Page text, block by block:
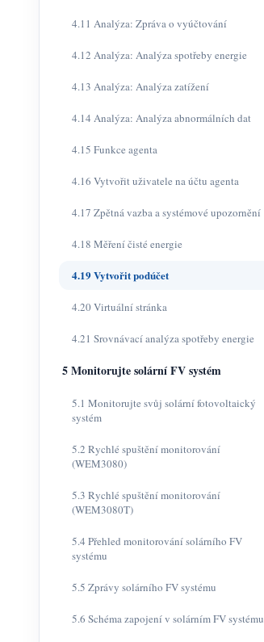
4.11 Analýza: Zpráva o vyúčtování
4.12 Analýza: Analýza spotřeby energie
4.13 Analýza: Analýza zatížení
4.14 Analýza: Analýza abnormálních dat
4.15 Funkce agenta
4.16 Vytvořit uživatele na účtu agenta
4.17 Zpětná vazba a systémové upozornění
4.18 Měření čisté energie
4.19 Vytvořit podúčet
4.20 Virtuální stránka
4.21 Srovnávací analýza spotřeby energie
5 Monitorujte solární FV systém
5.1 Monitorujte svůj solární fotovoltaický
systém
5.2 Rychlé spuštění monitorování
(WEM3080)
5.3 Rychlé spuštění monitorování
(WEM3080T)
5.4 Přehled monitorování solárního FV
systému
5.5 Zprávy solárního FV systému
5.6 Schéma zapojení v solárním FV systému